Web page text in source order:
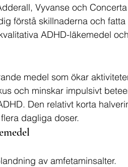
Vyvanse och
förstå skillnaderna och
ADHD-läkemedel
medel som ökar
och minskar impulsivt
Den relativt korta
dagliga doser.
av amfetaminsalter.